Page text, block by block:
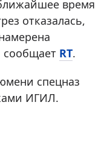
время
отказалась,
сообщает RT.
спецназ
ИГИЛ.